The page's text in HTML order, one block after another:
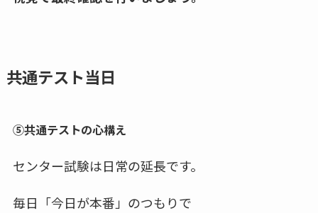
共通テスト当日
⑤共通テストの心構え
センター試験は日常の延長です。
毎日「今日が本番」のつもりで